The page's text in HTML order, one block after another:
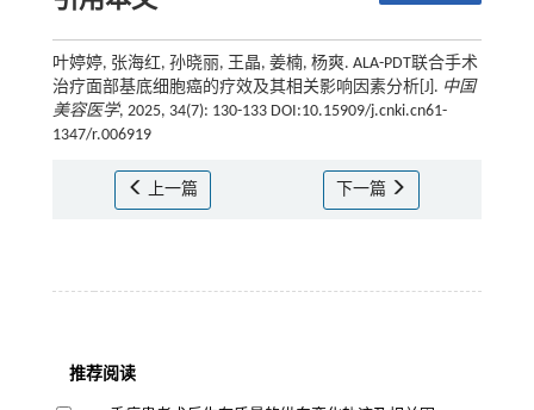
叶婷婷, 张海红, 孙晓丽, 王晶, 姜楠, 杨爽. ALA-PDT联合手术
治疗面部基底细胞癌的疗效及其相关影响因素分析[J]. 中国
美容医学, 2025, 34(7): 130-133 DOI:10.15909/j.cnki.cn61-
1347/r.006919
上一篇 下一篇